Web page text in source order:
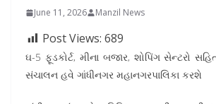
June 11, 2026 Manzil News
Post Views: 689
ઘ-5 ફૂડકોર્ટ, મીના બજાર, શોપિંગ સેન્ટરો
સંચાલન હવે ગાંધીનગર મહાનગરપાલિકા કરશે